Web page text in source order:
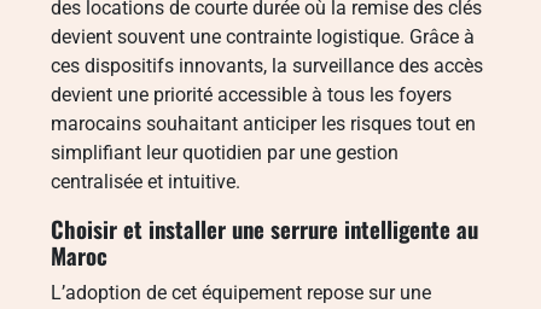
des locations de courte durée où la remise des clés
devient souvent une contrainte logistique. Grâce à
ces dispositifs innovants, la surveillance des accès
devient une priorité accessible à tous les foyers
marocains souhaitant anticiper les risques tout en
simplifiant leur quotidien par une gestion
centralisée et intuitive.
Choisir et installer une serrure intelligente au
Maroc
L’adoption de cet équipement repose sur une